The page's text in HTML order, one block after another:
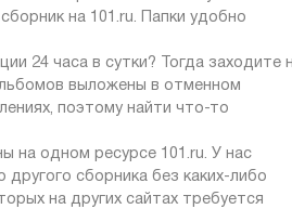
на 101.ru. Папки удобно
24 часа в сутки? Тогда заходите
выложены в отменном
поэтому найти что-то
на одном ресурсе 101.ru. У нас
сборника без каких-либо
на других сайтах требуется